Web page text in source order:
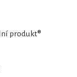
produkt®